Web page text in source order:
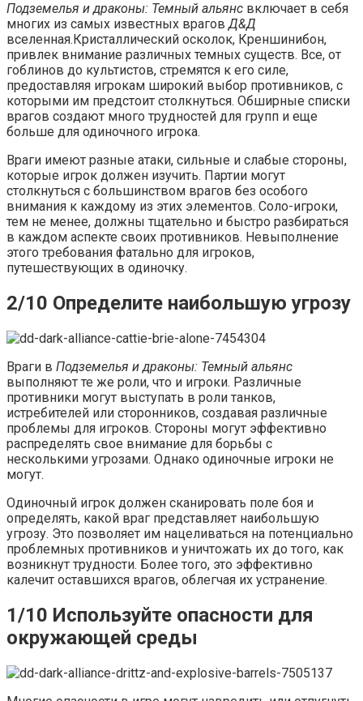
Подземелья и драконы: Темный альянс включает в себя
многих из самых известных враговД&Д
вселенная.Кристаллический осколок, Креншинибон,
привлек внимание различных темных существ. Все, от
гоблинов до культистов, стремятся к его силе,
предоставляя игрокам широкий выбор противников, с
которыми им предстоит столкнуться. Обширные списки
врагов создают много трудностей для групп и еще
больше для одиночного игрока.
Враги имеют разные атаки, сильные и слабые стороны,
которые игрок должен изучить. Партии могут
столкнуться с большинством врагов без особого
внимания к каждому из этих элементов. Соло-игроки,
тем не менее, должны тщательно и быстро разбираться
в каждом аспекте своих противников. Невыполнение
этого требования фатально для игроков,
путешествующих в одиночку.
2/10 Определите наибольшую угрозу
Враги в Подземелья и драконы: Темный альянс
выполняют те же роли, что и игроки. Различные
противники могут выступать в роли танков,
истребителей или сторонников, создавая различные
проблемы для игроков. Стороны могут эффективно
распределять свое внимание для борьбы с
несколькими угрозами. Однако одиночные игроки не
могут.
Одиночный игрок должен сканировать поле боя и
определять, какой враг представляет наибольшую
угрозу. Это позволяет им нацеливаться на потенциально
проблемных противников и уничтожать их до того, как
возникнут трудности. Более того, это эффективно
калечит оставшихся врагов, облегчая их устранение.
1/10 Используйте опасности для
окружающей среды